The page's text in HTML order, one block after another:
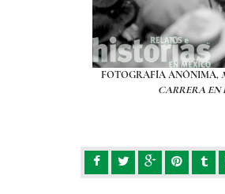
FOTOGRAFÍA ANÓNIMA,
CARRERA EN